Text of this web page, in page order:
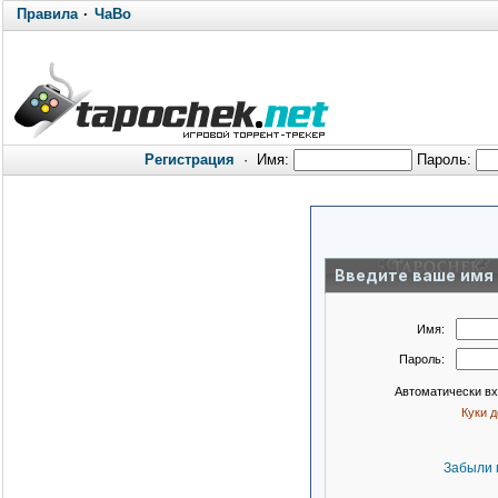
Правила· ЧаВо
Регистрация · Имя: Пароль:
Введите ваше имя
Имя:
Пароль:
Автоматически
Куки
Забыли